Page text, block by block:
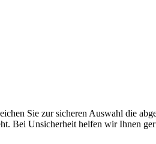
Sie zur sicheren Auswahl die
Bei Unsicherheit helfen wir Ihnen